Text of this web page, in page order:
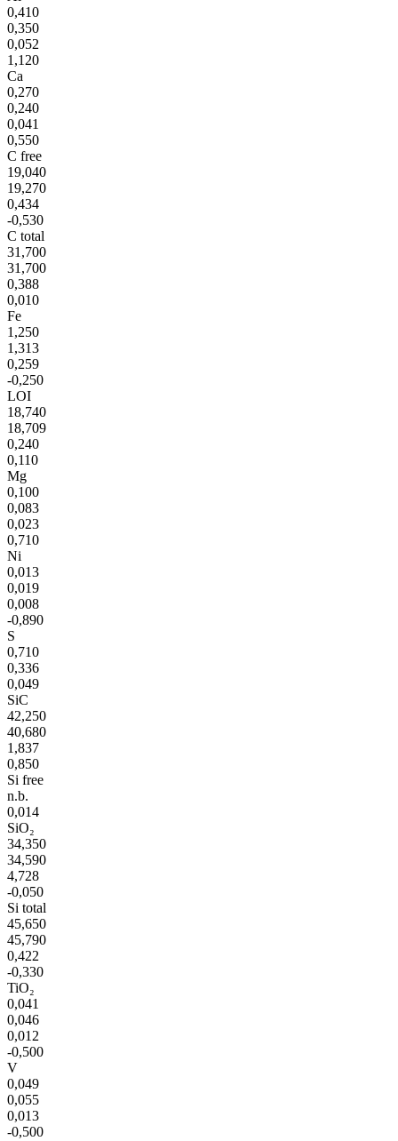
0,410
0,350
0,052
1,120
Ca
0,270
0,240
0,041
0,550
C free
19,040
19,270
0,434
-0,530
C total
31,700
31,700
0,388
0,010
Fe
1,250
1,313
0,259
-0,250
LOI
18,740
18,709
0,240
0,110
Mg
0,100
0,083
0,023
0,710
Ni
0,013
0,019
0,008
-0,890
S
0,710
0,336
0,049
SiC
42,250
40,680
1,837
0,850
Si free
n.b.
0,014
SiO₂
34,350
34,590
4,728
-0,050
Si total
45,650
45,790
0,422
-0,330
TiO₂
0,041
0,046
0,012
-0,500
V
0,049
0,055
0,013
-0,500